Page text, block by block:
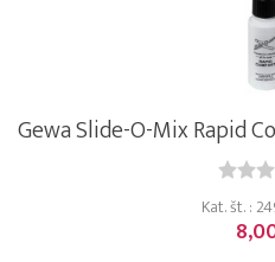
Gewa Slide-O-Mix Rapid
Kat. št. :